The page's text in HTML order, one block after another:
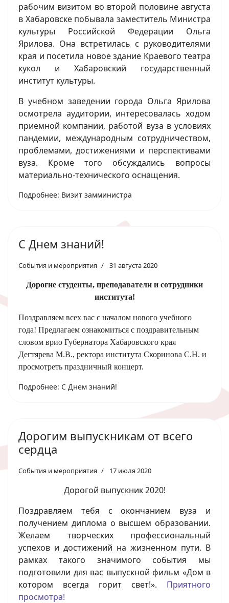
рабочим визитом во второй половине августа
в Хабаровске побывала заместитель Министра
культуры Российской Федерации Ольга
Ярилова. Она встретилась с руководителями
края и посетила новое здание Краевого театра
кукол и Хабаровский государственный
институт культуры.
В учебном заведении города Ольга Ярилова
осмотрела аудитории, интересовалась ходом
приемной компании, работой вуза в условиях
пандемии, международным сотрудничеством,
проблемами, достижениями и перспективами
вуза. Кроме того обсуждались вопросы
материально-технического оснащения.
Подробнее: Визит замминистра
С Днем знаний!
События и мероприятия 31 августа 2020
Дорогие студенты, преподаватели и сотрудники
института!
Поздравляем всех вас с началом нового учебного
года! Предлагаем ознакомиться с поздравительным
словом врио Губернатора Хабаровского края
Дегтярева М.В., ректора института Скоринова С.Н. и
просмотреть праздничный концерт.
Подробнее: С Днем знаний!
Дорогим выпускникам от всего
сердца
События и мероприятия 17 июля 2020
Дорогой выпускник 2020!
Поздравляем тебя с окончанием вуза и
получением диплома о высшем образовании.
Желаем творческих профессиональный
успехов и достижений на жизненном пути. В
рамках такого значимого события мы
подготовили для вас выпускной фильм «Дом в
котором всегда горит свет!». Приятного
просмотра!